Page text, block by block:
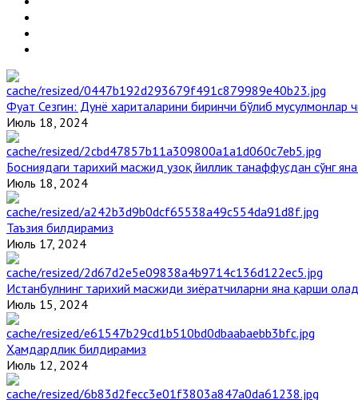
Фуат Сезгин: Дунё хариталарини биринчи бўлиб мусулмонлар
Июль 18, 2024
Босниядаги тарихий масжид узоқ йиллик танаффусдан сўнг
Июль 18, 2024
Таъзия билдирамиз
Июль 17, 2024
Истанбулнинг тарихий масжиди зиёратчиларни яна қарши
Июль 15, 2024
Ҳамдардлик билдирамиз
Июль 12, 2024